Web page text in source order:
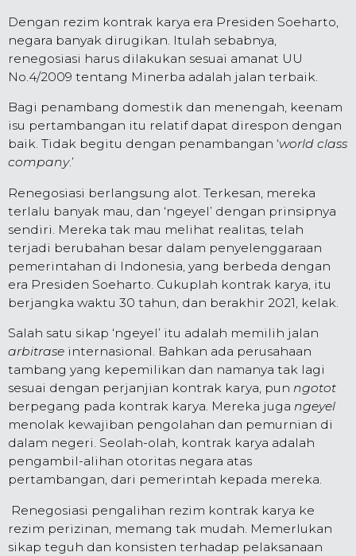
Dengan rezim kontrak karya era Presiden Soeharto,
negara banyak dirugikan. Itulah sebabnya,
renegosiasi harus dilakukan sesuai amanat UU
No.4/2009 tentang Minerba adalah jalan terbaik.
Bagi penambang domestik dan menengah, keenam
isu pertambangan itu relatif dapat direspon dengan
baik. Tidak begitu dengan penambangan ‘world class
company.’
Renegosiasi berlangsung alot. Terkesan, mereka
terlalu banyak mau, dan ‘ngeyel’ dengan prinsipnya
sendiri. Mereka tak mau melihat realitas, telah
terjadi berubahan besar dalam penyelenggaraan
pemerintahan di Indonesia, yang berbeda dengan
era Presiden Soeharto. Cukuplah kontrak karya, itu
berjangka waktu 30 tahun, dan berakhir 2021, kelak.
Salah satu sikap ‘ngeyel’ itu adalah memilih jalan
arbitrase internasional. Bahkan ada perusahaan
tambang yang kepemilikan dan namanya tak lagi
sesuai dengan perjanjian kontrak karya, pun ngotot
berpegang pada kontrak karya. Mereka juga ngeyel
menolak kewajiban pengolahan dan pemurnian di
dalam negeri. Seolah-olah, kontrak karya adalah
pengambil-alihan otoritas negara atas
pertambangan, dari pemerintah kepada mereka.
Renegosiasi pengalihan rezim kontrak karya ke
rezim perizinan, memang tak mudah. Memerlukan
sikap teguh dan konsisten terhadap pelaksanaan